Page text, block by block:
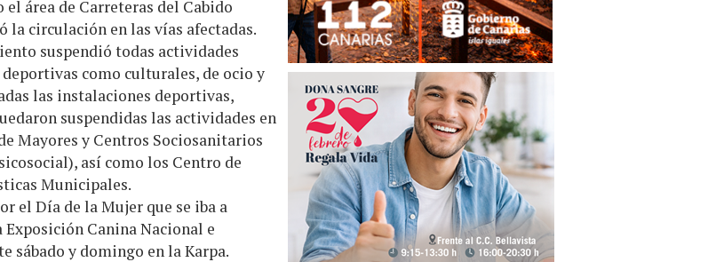
área de Carreteras del Cabido
circulación en las vías afectadas.
suspendió todas actividades
como culturales, de ocio y
las instalaciones deportivas,
suspendidas las actividades en
Mayores y Centros Sociosanitarios
así como los Centro de
Municipales.
el Día de la Mujer que se iba a
Canina Nacional e
sábado y domingo en la Karpa.